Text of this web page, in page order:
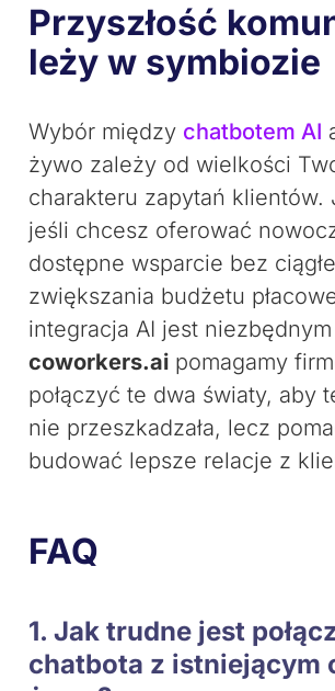
Przyszłość
leży w symbiozie
Wybór między chatbotem AI
żywo zależy od wielkości
charakteru zapytań klientów.
jeśli chcesz oferować
dostępne wsparcie bez
zwiększania budżetu
integracja AI jest
coworkers.ai pomagamy
połączyć te dwa światy, aby
nie przeszkadzała, lecz
budować lepsze relacje z
FAQ
1. Jak trudne jest
chatbota z istniejącym